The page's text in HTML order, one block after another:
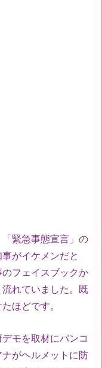
緊急事態宣言」の
がイケメンだと
フェイスブックか
れていました。既
ほどです。
モを取材にバンコ
がヘルメットに防